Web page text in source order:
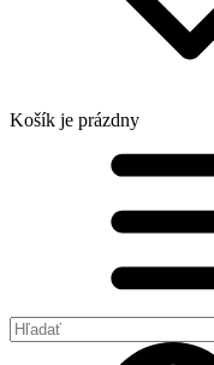
Košík je prázdny